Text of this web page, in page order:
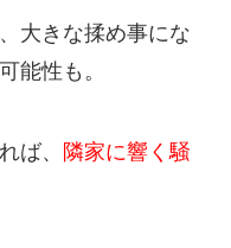
大きな揉め事にな
能性も。
ば、 隣家に響く騒